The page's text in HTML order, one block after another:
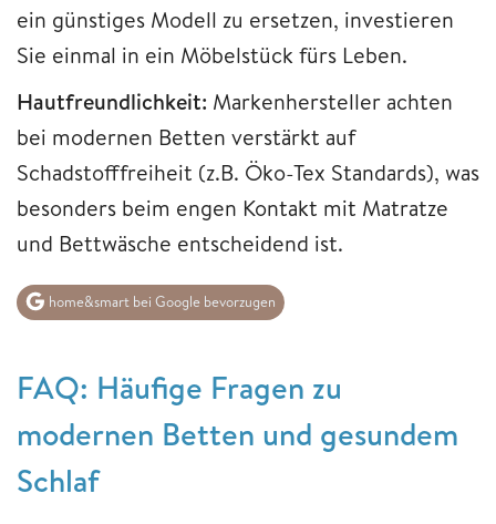
ein günstiges Modell zu ersetzen, investieren
Sie einmal in ein Möbelstück fürs Leben.
Hautfreundlichkeit: Markenhersteller achten
bei modernen Betten verstärkt auf
Schadstofffreiheit (z.B. Öko-Tex Standards), was
besonders beim engen Kontakt mit Matratze
und Bettwäsche entscheidend ist.
home&smart bei Google bevorzugen
FAQ: Häufige Fragen zu
modernen Betten und gesundem
Schlaf